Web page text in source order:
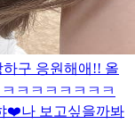
구 응원해애!! 올
ㅋㅋㅋㅋㅋㅋㅋ
❤️나 보고싶을까봐